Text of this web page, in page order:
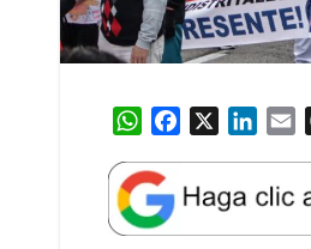
W
a
t
s
e
b
k
e
l